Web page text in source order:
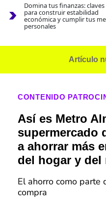
Domina tus finanzas: claves
para construir estabilidad
económica y cumplir tus
personales
Artículo
CONTENIDO
Así es Metro
supermercado
a ahorrar más
del hogar y del
El ahorro como parte
compra